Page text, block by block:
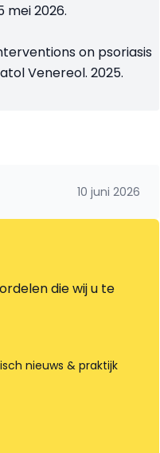
mei 2026.
on psoriasis
Venereol. 2025.
10 juni 2026
die wij u te
nieuws & praktijk